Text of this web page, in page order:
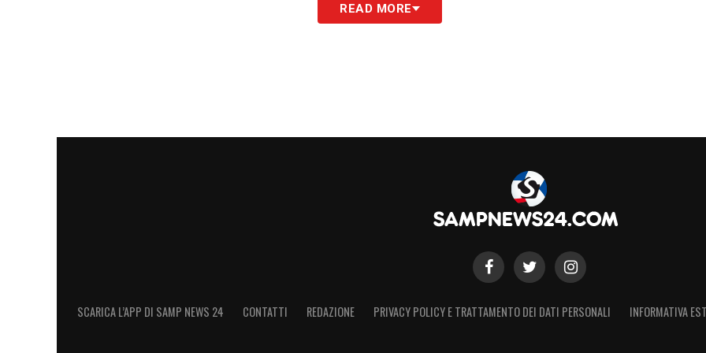
i dati ufficiali, il club ha visto un incremento di3.966.291 euro, in gran parte dovuto agli
relative agli allenatori della prima squadra e ai direttori sportivi sono rimaste
sostanzialmente invariabili, ma l’aumento dei costi per i calciatori ha rappresentato un
Juve Stabia(+2.321.544) e
READ MORE
SCARICA L’APP DI SAMP NEWS 24 CONTATTI REDAZIONE PRIVACY POLICY E TRATTAMENTO DEI DATI PERSONALI INFORMATIVA